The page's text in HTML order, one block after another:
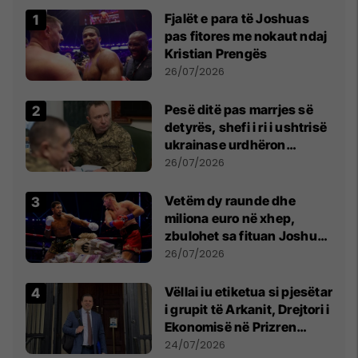
Fjalët e para të Joshuas
pas fitores me nokaut ndaj
Kristian Prengës
26/07/2026
Pesë ditë pas marrjes së
detyrës, shefi i ri i ushtrisë
ukrainase urdhëron
kontroll të madh
26/07/2026
Vetëm dy raunde dhe
miliona euro në xhep,
zbulohet sa fituan Joshua
e Prenga
26/07/2026
Vëllai iu etiketua si pjesëtar
i grupit të Arkanit, Drejtori i
Ekonomisë në Prizren
mohon pretendimet
24/07/2026